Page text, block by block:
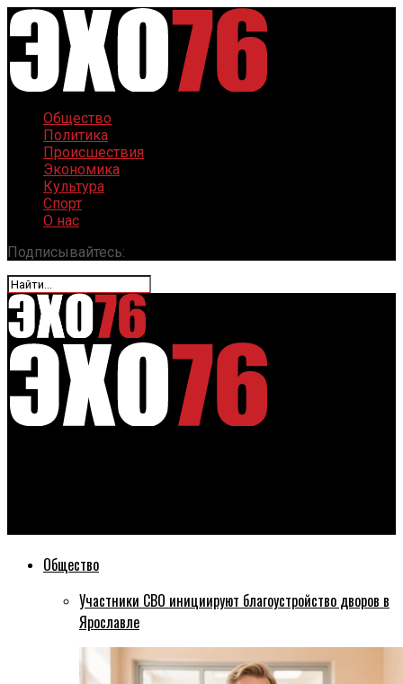
Общество
Политика
Происшествия
Экономика
Культура
Спорт
О нас
Подписывайтесь:
Общество
Участники СВО инициируют благоустройство дворов в
Ярославле